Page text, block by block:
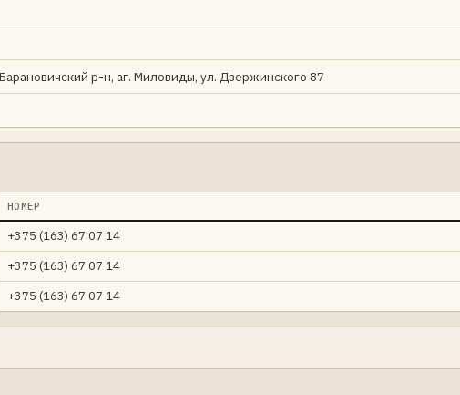
р-н, аг. Миловиды, ул. Дзержинского 87
НОМЕР
+375 (163) 67 07 14
+375 (163) 67 07 14
+375 (163) 67 07 14